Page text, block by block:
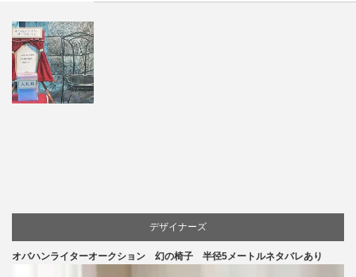
デザイナーズ
オバハンライターオークション 幻の椅子 半径5メートルネタバレあり